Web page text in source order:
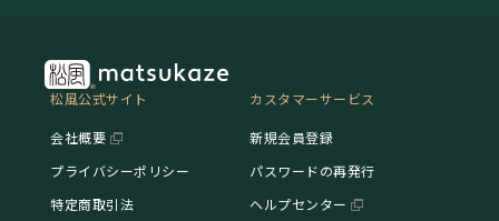
松風公式サイト
会社概要
プライバシーポリシー
特定商取引法
カスタマーサービス
新規会員登録
パスワードの再発行
ヘルプセンター